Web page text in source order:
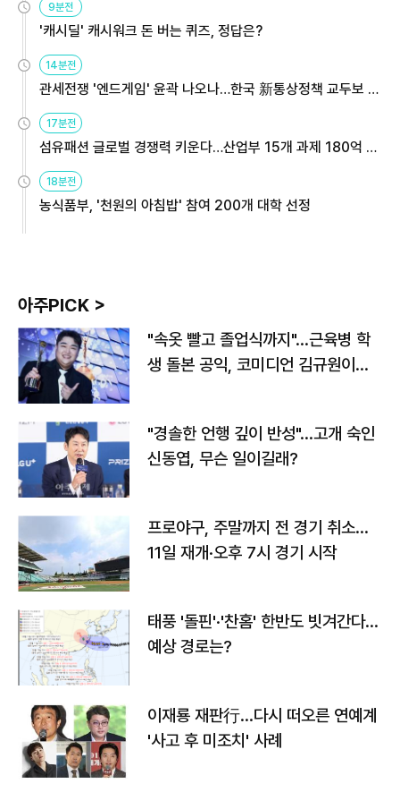
9분전
'캐시딜' 캐시워크 돈 버는 퀴즈, 정답은?
14분전
관세전쟁 '엔드게임' 윤곽 나오나…한국 新통상정책 교두보 활
용해야
17분전
섬유패션 글로벌 경쟁력 키운다…산업부 15개 과제 180억 지
원
18분전
농식품부, '천원의 아침밥' 참여 200개 대학 선정
아주PICK >
"속옷 빨고 졸업식까지"…근육병 학
생 돌본 공익, 코미디언 김규원이었
"경솔한 언행 깊이 반성"…고개 숙인
신동엽, 무슨 일이길래?
프로야구, 주말까지 전 경기 취소…
11일 재개·오후 7시 경기 시작
태풍 '돌핀'·'찬홈' 한반도 빗겨간다…
예상 경로는?
이재룡 재판行…다시 떠오른 연예계
'사고 후 미조치' 사례